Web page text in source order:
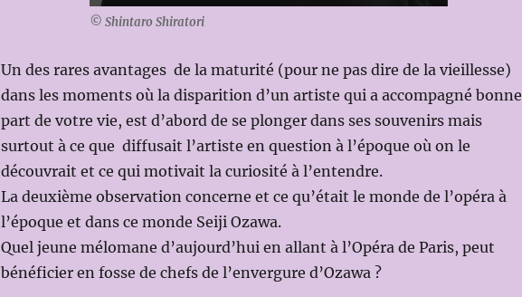
© Shintaro Shiratori
Un des rares avantages de la maturité (pour ne pas dire de la vieillesse)
dans les moments où la disparition d’un artiste qui a accompagné bonne
part de votre vie, est d’abord de se plonger dans ses souvenirs mais
surtout à ce que diffusait l’artiste en question à l’époque où on le
découvrait et ce qui motivait la curiosité à l’entendre.
La deuxième observation concerne et ce qu’était le monde de l’opéra à
l’époque et dans ce monde Seiji Ozawa.
Quel jeune mélomane d’aujourd’hui en allant à l’Opéra de Paris, peut
bénéficier en fosse de chefs de l’envergure d’Ozawa ?